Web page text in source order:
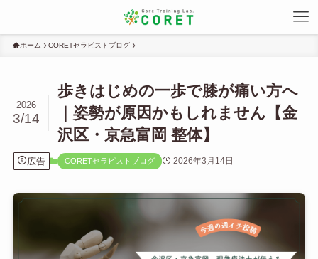
ホーム CORETセラピストブログ
歩きはじめの一歩で膝が痛い方へ
｜姿勢が原因かもしれません【金
沢区・京急富岡 整体】
2026
3/14
広告 CORETセラピストブログ 2026年3月14日